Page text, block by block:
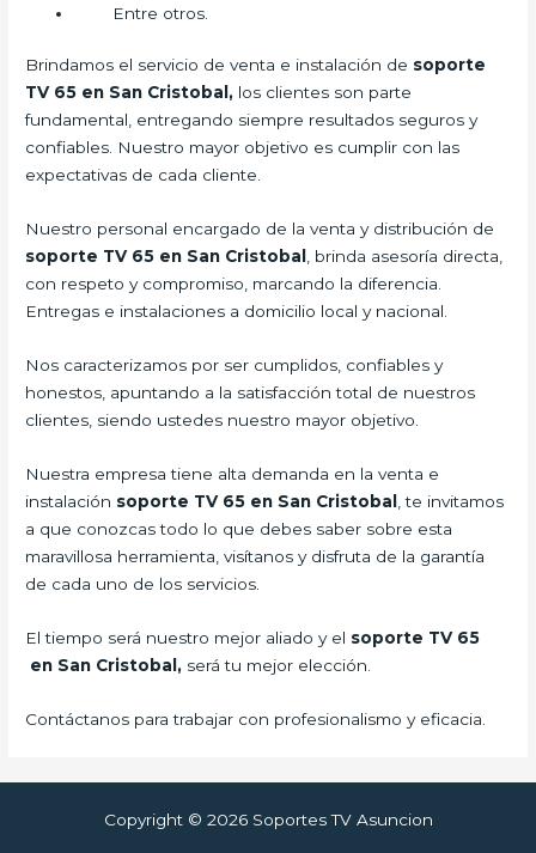
Entre otros.
Brindamos el servicio de venta e instalación de soporte
TV 65 en San Cristobal, los clientes son parte
fundamental, entregando siempre resultados seguros y
confiables. Nuestro mayor objetivo es cumplir con las
expectativas de cada cliente.
Nuestro personal encargado de la venta y distribución de
soporte TV 65 en San Cristobal , brinda asesoría directa,
con respeto y compromiso, marcando la diferencia.
Entregas e instalaciones a domicilio local y nacional.
Nos caracterizamos por ser cumplidos, confiables y
honestos, apuntando a la satisfacción total de nuestros
clientes, siendo ustedes nuestro mayor objetivo.
Nuestra empresa tiene alta demanda en la venta e
instalación soporte TV 65 en San Cristobal
, te invitamos
a que conozcas todo lo que debes saber sobre esta
maravillosa herramienta, visítanos y disfruta de la garantía
de cada uno de los servicios.
El tiempo será nuestro mejor aliado y el soporte TV 65
en San Cristobal, será tu mejor elección.
Contáctanos para trabajar con profesionalismo y eficacia.
Copyright © 2026 Soportes TV Asuncion